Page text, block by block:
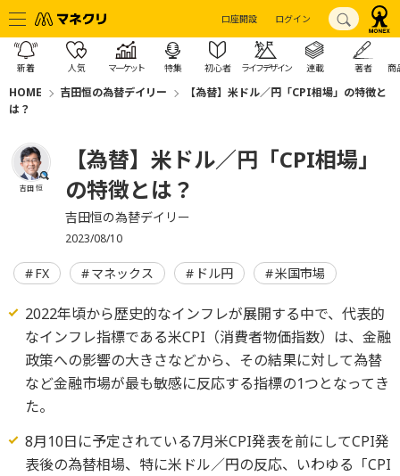
口座開設 ログイン
新着 人気 マーケット 特集 初心者 ライフデザイン 連載 著者 商
HOME 吉田恒の為替デイリー
【為替】米ドル／円「CPI相場」の特徴と
は？
吉田 恒
【為替】米ドル／円「CPI相場」
の特徴とは？
吉田恒の為替デイリー
2023/08/10
FX マネックス ドル円 米国市場
2022年頃から歴史的なインフレが展開する中で、代表的
なインフレ指標である米CPI（消費者物価指数）は、金融
政策への影響の大きさなどから、その結果に対して為替
など金融市場が最も敏感に反応する指標の1つとなってき
た。
8月10日に予定されている7月米CPI発表を前にしてCPI発
表後の為替相場、特に米ドル／円の反応、いわゆる「CPI